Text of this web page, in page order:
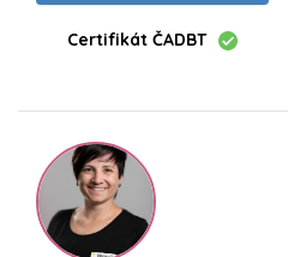
Certifikát ČADBT